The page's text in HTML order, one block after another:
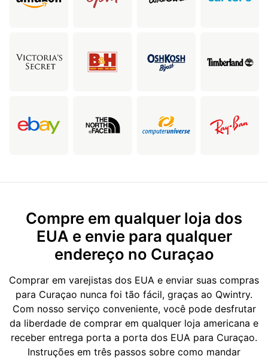
Compre em qualquer loja dos
EUA e envie para qualquer
endereço no Curaçao
Comprar em varejistas dos EUA e enviar suas compras
para Curaçao nunca foi tão fácil, graças ao Qwintry.
Com nosso serviço conveniente, você pode desfrutar
da liberdade de comprar em qualquer loja americana e
receber entrega porta a porta dos EUA para Curaçao.
Instruções em três passos sobre como mandar